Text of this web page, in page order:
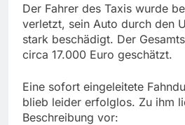
Der Fahrer des Taxis wurde
verletzt, sein Auto durch den
stark beschädigt. Der
circa 17.000 Euro geschätzt.
Eine sofort eingeleitete
blieb leider erfolglos. Zu ihm
Beschreibung vor: